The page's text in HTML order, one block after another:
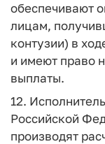
обеспечивают
лицам,
контузии) в
и имеют право
выплаты.
12.
Российской
производят